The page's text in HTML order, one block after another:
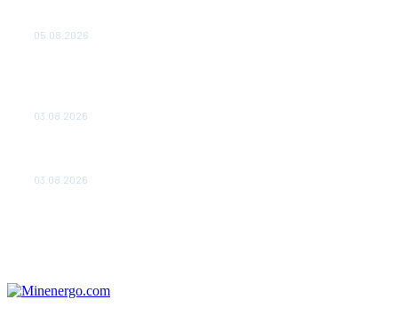
05.08.2026
03.08.2026
03.08.2026